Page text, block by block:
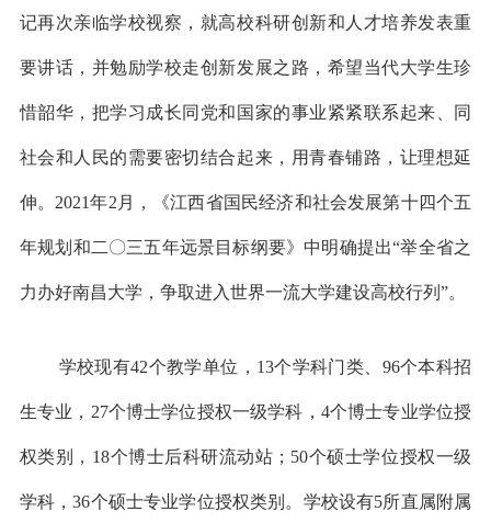
记再次亲临学校视察，就高校科研创新和人才培养发表重
要讲话，并勉励学校走创新发展之路，希望当代大学生珍
惜韶华，把学习成长同党和国家的事业紧紧联系起来、同
社会和人民的需要密切结合起来，用青春铺路，让理想延
伸。2021年2月，《江西省国民经济和社会发展第十四个五
年规划和二〇三五年远景目标纲要》中明确提出“举全省之
力办好南昌大学，争取进入世界一流大学建设高校行列”。
学校现有42个教学单位，13个学科门类、96个本科招
生专业，27个博士学位授权一级学科，4个博士专业学位授
权类别，18个博士后科研流动站；50个硕士学位授权一级
学科，36个硕士专业学位授权类别。学校设有5所直属附属